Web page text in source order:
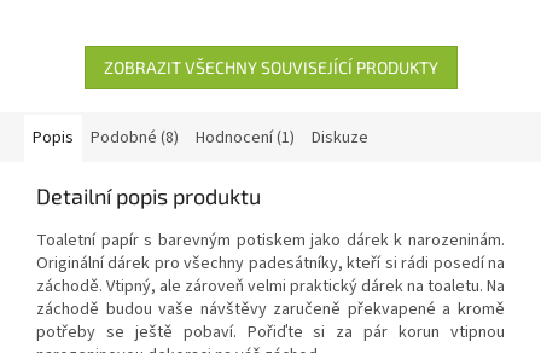
ZOBRAZIT VŠECHNY SOUVISEJÍCÍ PRODUKTY
Popis Podobné (8) Hodnocení (1) Diskuze
Detailní popis produktu
Toaletní papír s barevným potiskem jako dárek k narozeninám.
Originální dárek pro všechny padesátníky, kteří si rádi posedí na
záchodě. Vtipný, ale zároveň velmi praktický dárek na toaletu. Na
záchodě budou vaše návštěvy zaručeně překvapené a kromě
potřeby se ještě pobaví. Pořiďte si za pár korun vtipnou